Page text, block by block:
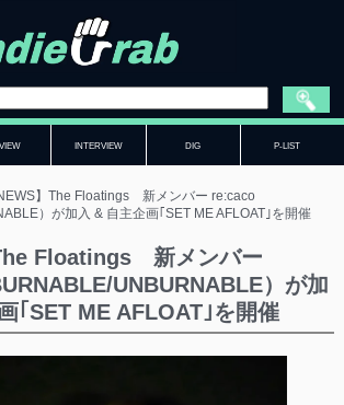
INTERVIEW DIG P-LIST
NEWS】The Floatings 新メンバー re:caco
）が加入 & 自主企画｢SET ME AFLOAT｣を開催
Floatings 新メンバー
UNBURNABLE）が加
｢SET ME AFLOAT｣を開催